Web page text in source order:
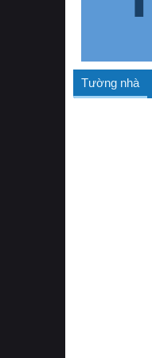
Tường nhà